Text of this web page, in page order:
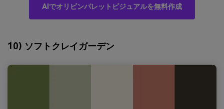
AIでオリビンパレットビジュアルを無料作成
10) ソフトクレイガーデン